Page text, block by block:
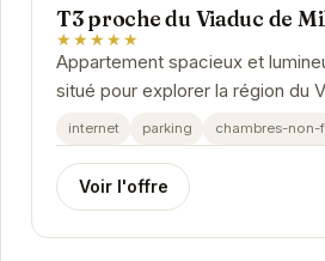
T3 proche du Viaduc de
★★★★★
Appartement spacieux et
situé pour explorer la région du
Profitez d'un séjour confortable
internet parking chambres-non-
Voir l'offre